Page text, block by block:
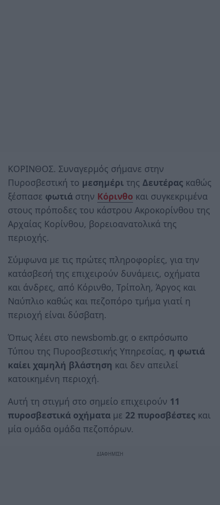
ΚΟΡΙΝΘΟΣ. Συναγερμός σήμανε στην
Πυροσβεστική το μεσημέρι της Δευτέρας καθώς
ξέσπασε φωτιά στην Κόρινθο και συγκεκριμένα
στους πρόποδες του κάστρου Ακροκορίνθου της
Αρχαίας Κορίνθου, βορειοανατολικά της
περιοχής.
Σύμφωνα με τις πρώτες πληροφορίες, για την
κατάσβεσή της επιχειρούν δυνάμεις, οχήματα
και άνδρες, από Κόρινθο, Τρίπολη, Άργος και
Ναύπλιο καθώς και πεζοπόρο τμήμα γιατί η
περιοχή είναι δύσβατη.
Όπως λέει στο newsbomb.gr, ο εκπρόσωπο
Τύπου της Πυροσβεστικής Υπηρεσίας, η φωτιά
καίει χαμηλή βλάστηση και δεν απειλεί
κατοικημένη περιοχή.
Αυτή τη στιγμή στο σημείο επιχειρούν 11
πυροσβεστικά οχήματα με 22 πυροσβέστες και
μία ομάδα oμάδα πεζοπόρων.